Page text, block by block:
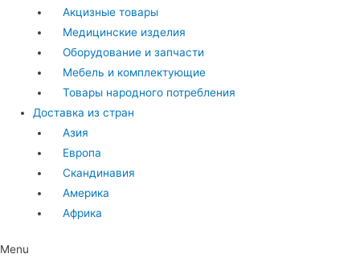
Акцизные товары
Медицинские изделия
Оборудование и запчасти
Мебель и комплектующие
Товары народного потребления
Доставка из стран
Азия
Европа
Скандинавия
Америка
Африка
Menu